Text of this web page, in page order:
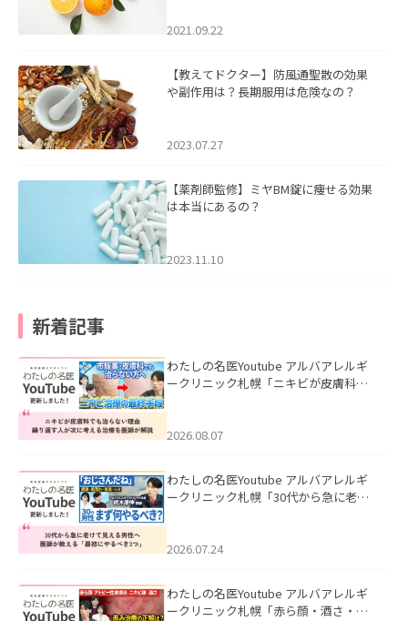
2021.09.22
【教えてドクター】防風通聖散の効果
や副作用は？長期服用は危険なの？
2023.07.27
【薬剤師監修】ミヤBM錠に痩せる効果
は本当にあるの？
2023.11.10
新着記事
わたしの名医Youtube アルバアレルギ
ークリニック札幌「ニキビが皮膚科で
ました。
2026.08.07
わたしの名医Youtube アルバアレルギ
ークリニック札幌「30代から急に老け
た。
2026.07.24
わたしの名医Youtube アルバアレルギ
ークリニック札幌「赤ら顔・酒さ・ニ